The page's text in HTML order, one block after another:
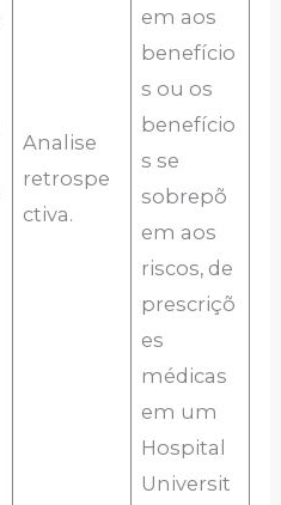
Analise
retrospe
ctiva.
em aos
benefício
s ou os
benefício
s se
sobrepõ
em aos
riscos, de
prescriçõ
es
médicas
em um
Hospital
Universit